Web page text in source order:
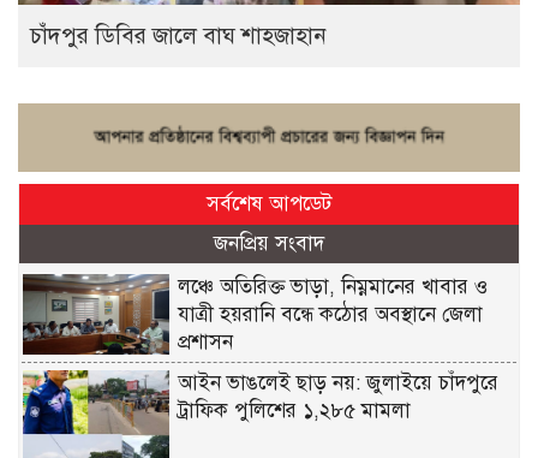
চাঁদপুর ডিবির জালে বাঘ শাহজাহান
সর্বশেষ আপডেট
জনপ্রিয় সংবাদ
লঞ্চে অতিরিক্ত ভাড়া, নিম্নমানের খাবার ও
যাত্রী হয়রানি বন্ধে কঠোর অবস্থানে জেলা
প্রশাসন
আইন ভাঙলেই ছাড় নয়: জুলাইয়ে চাঁদপুরে
ট্রাফিক পুলিশের ১,২৮৫ মামলা